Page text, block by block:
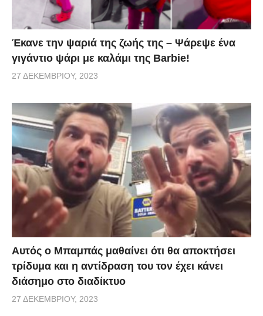
Έκανε την ψαριά της ζωής της – Ψάρεψε ένα
γιγάντιο ψάρι με καλάμι της Barbie!
27 ΔΕΚΕΜΒΡΊΟΥ, 2023
Αυτός ο Μπαμπάς μαθαίνει ότι θα αποκτήσει
τρίδυμα και η αντίδραση του τον έχει κάνει
διάσημο στο διαδίκτυο
27 ΔΕΚΕΜΒΡΊΟΥ, 2023